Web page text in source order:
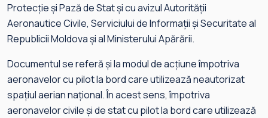
Protecție și Pază de Stat și cu avizul Autorității
Aeronautice Civile, Serviciului de Informații și Securitate al
Republicii Moldova și al Ministerului Apărării.
Documentul se referă și la modul de acțiune împotriva
aeronavelor cu pilot la bord care utilizează neautorizat
spațiul aerian național. În acest sens, împotriva
aeronavelor civile și de stat cu pilot la bord care utilizează